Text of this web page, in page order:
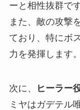
ーと相性抜群です
また、敵の攻撃
ており、特にボ
力を発揮します。
次に、 ヒーラー
ミヤはガデテル